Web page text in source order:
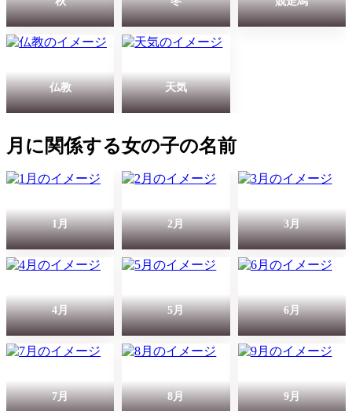
仏教 天気
月に関係する女の子の名前
1月 2月 3月
4月 5月 6月
7月 8月 9月